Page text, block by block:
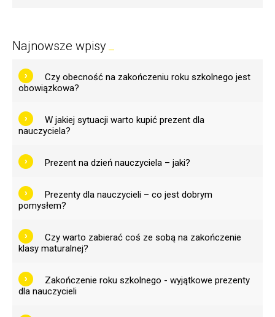
Najnowsze wpisy
Czy obecność na zakończeniu roku szkolnego jest
obowiązkowa?
W jakiej sytuacji warto kupić prezent dla
nauczyciela?
Prezent na dzień nauczyciela – jaki?
Prezenty dla nauczycieli – co jest dobrym
pomysłem?
Czy warto zabierać coś ze sobą na zakończenie
klasy maturalnej?
Zakończenie roku szkolnego - wyjątkowe prezenty
dla nauczycieli